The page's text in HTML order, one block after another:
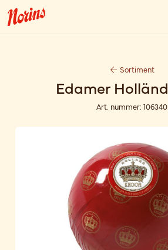
Sortiment
Edamer
Art. nummer: 106340